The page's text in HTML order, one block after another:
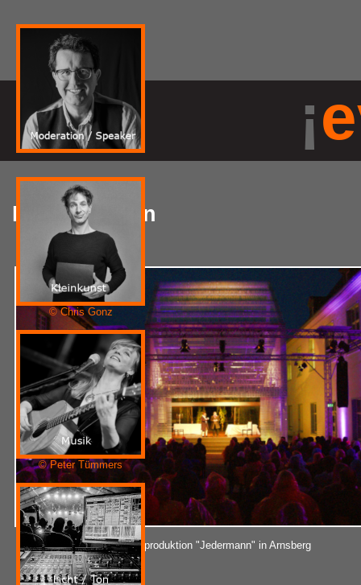
¡
© Chris Gonz
© Peter Tümmers
Impressionen
Theaterproduktion "Jedermann" in Arnsberg